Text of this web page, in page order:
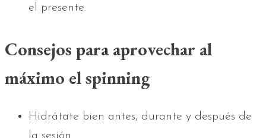
el presente.
Consejos para aprovechar al
máximo el spinning
Hidrátate bien antes, durante y después de
la sesión.